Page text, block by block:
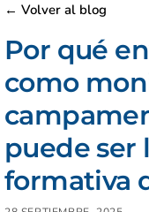
← Volver al blog
Por qué
como
puede ser
formativa